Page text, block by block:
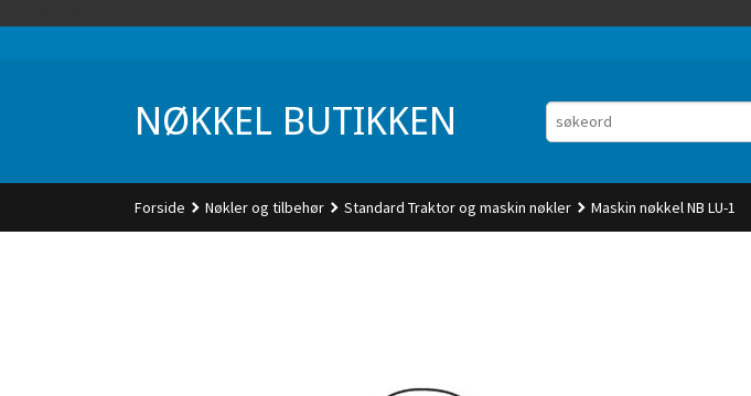
NØKKEL BUTIKKEN
Forside Nøkler og tilbehør Standard Traktor og maskin nøkler Maskin nøkkel NB LU-1